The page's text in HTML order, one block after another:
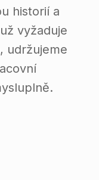
historií a
vyžaduje
udržujeme